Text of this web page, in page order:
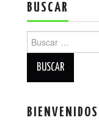
BUSCAR
BIENVENIDOS